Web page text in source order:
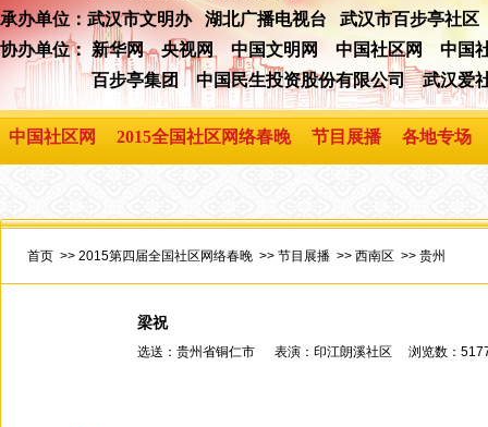
承办单位：武汉市文明办 湖北广播电视台 武汉市百步亭社区
协办单位： 新华网 央视网 中国文明网 中国社区网
中国
百步亭集团
中国民生投资股份有限公司武汉爱社
中国社区网 2015全国社区网络春晚 节目展播 各地专场
首页 >> 2015第四届全国社区网络春晚 >> 节目展播 >> 西南区 >> 贵州
梁祝
选送：贵州省铜仁市 表演：印江朗溪社区 浏览数：